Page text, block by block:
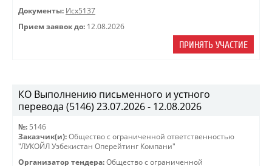
Документы: Исх5137
Прием заявок до: 12.08.2026
ПРИНЯТЬ УЧАСТИЕ
КО Выполнению письменного и устного
перевода (5146) 23.07.2026 - 12.08.2026
№: 5146
Заказчик(и): Общество с ограниченной ответственностью
"ЛУКОЙЛ Узбекистан Оперейтинг Компани"
Организатор тендера: Общество с ограниченной